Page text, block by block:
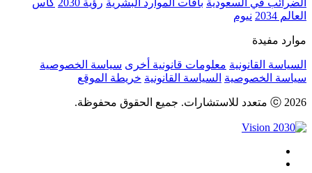
الضرائب في السعودية باقات الموارد البشرية رؤية 2030
كأس
العالم 2034
نيوم
موارد مفيدة
السياسة القانونية معلومات قانونية أخرى سياسة الخصوصية
سياسة الخصوصية السياسة القانونية خريطة الموقع
ⓒ 2026 متعدد للاستشارات. جميع الحقوق محفوظة.